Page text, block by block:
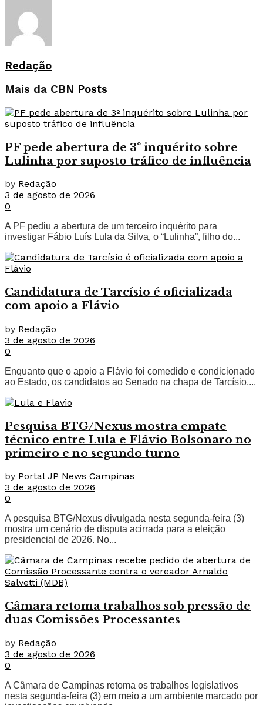
Redação
Mais da CBN Posts
PF pede abertura de 3º inquérito sobre
Lulinha por suposto tráfico de influência
by Redação
3 de agosto de 2026
0
A PF pediu a abertura de um terceiro inquérito para
investigar Fábio Luís Lula da Silva, o “Lulinha”, filho do...
Candidatura de Tarcísio é oficializada
com apoio a Flávio
by Redação
3 de agosto de 2026
0
Enquanto que o apoio a Flávio foi comedido e condicionado
ao Estado, os candidatos ao Senado na chapa de Tarcísio,...
Pesquisa BTG/Nexus mostra empate
técnico entre Lula e Flávio Bolsonaro no
primeiro e no segundo turno
by Portal JP News Campinas
3 de agosto de 2026
0
A pesquisa BTG/Nexus divulgada nesta segunda-feira (3)
mostra um cenário de disputa acirrada para a eleição
presidencial de 2026. No...
Câmara retoma trabalhos sob pressão de
duas Comissões Processantes
by Redação
3 de agosto de 2026
0
A Câmara de Campinas retoma os trabalhos legislativos
nesta segunda-feira (3) em meio a um ambiente marcado por